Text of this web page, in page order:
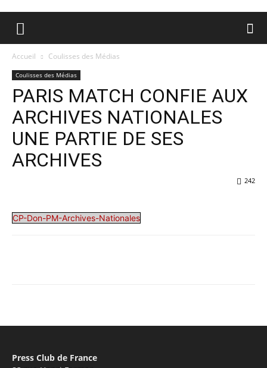
Accueil Coulisses des Médias
Coulisses des Médias
PARIS MATCH CONFIE AUX
ARCHIVES NATIONALES
UNE PARTIE DE SES
ARCHIVES
242
CP-Don-PM-Archives-Nationales
Press Club de France